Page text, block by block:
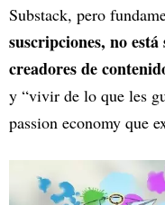
Substack, pero
suscripciones, no
creadores de
y “vivir de lo que les
passion economy que